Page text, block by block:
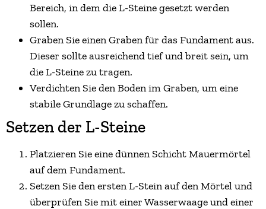
Bereich, in dem die L-Steine gesetzt werden
sollen.
Graben Sie einen Graben für das Fundament aus.
Dieser sollte ausreichend tief und breit sein, um
die L-Steine zu tragen.
Verdichten Sie den Boden im Graben, um eine
stabile Grundlage zu schaffen.
Setzen der L-Steine
Platzieren Sie eine dünnen Schicht Mauermörtel
auf dem Fundament.
Setzen Sie den ersten L-Stein auf den Mörtel und
überprüfen Sie mit einer Wasserwaage und einer